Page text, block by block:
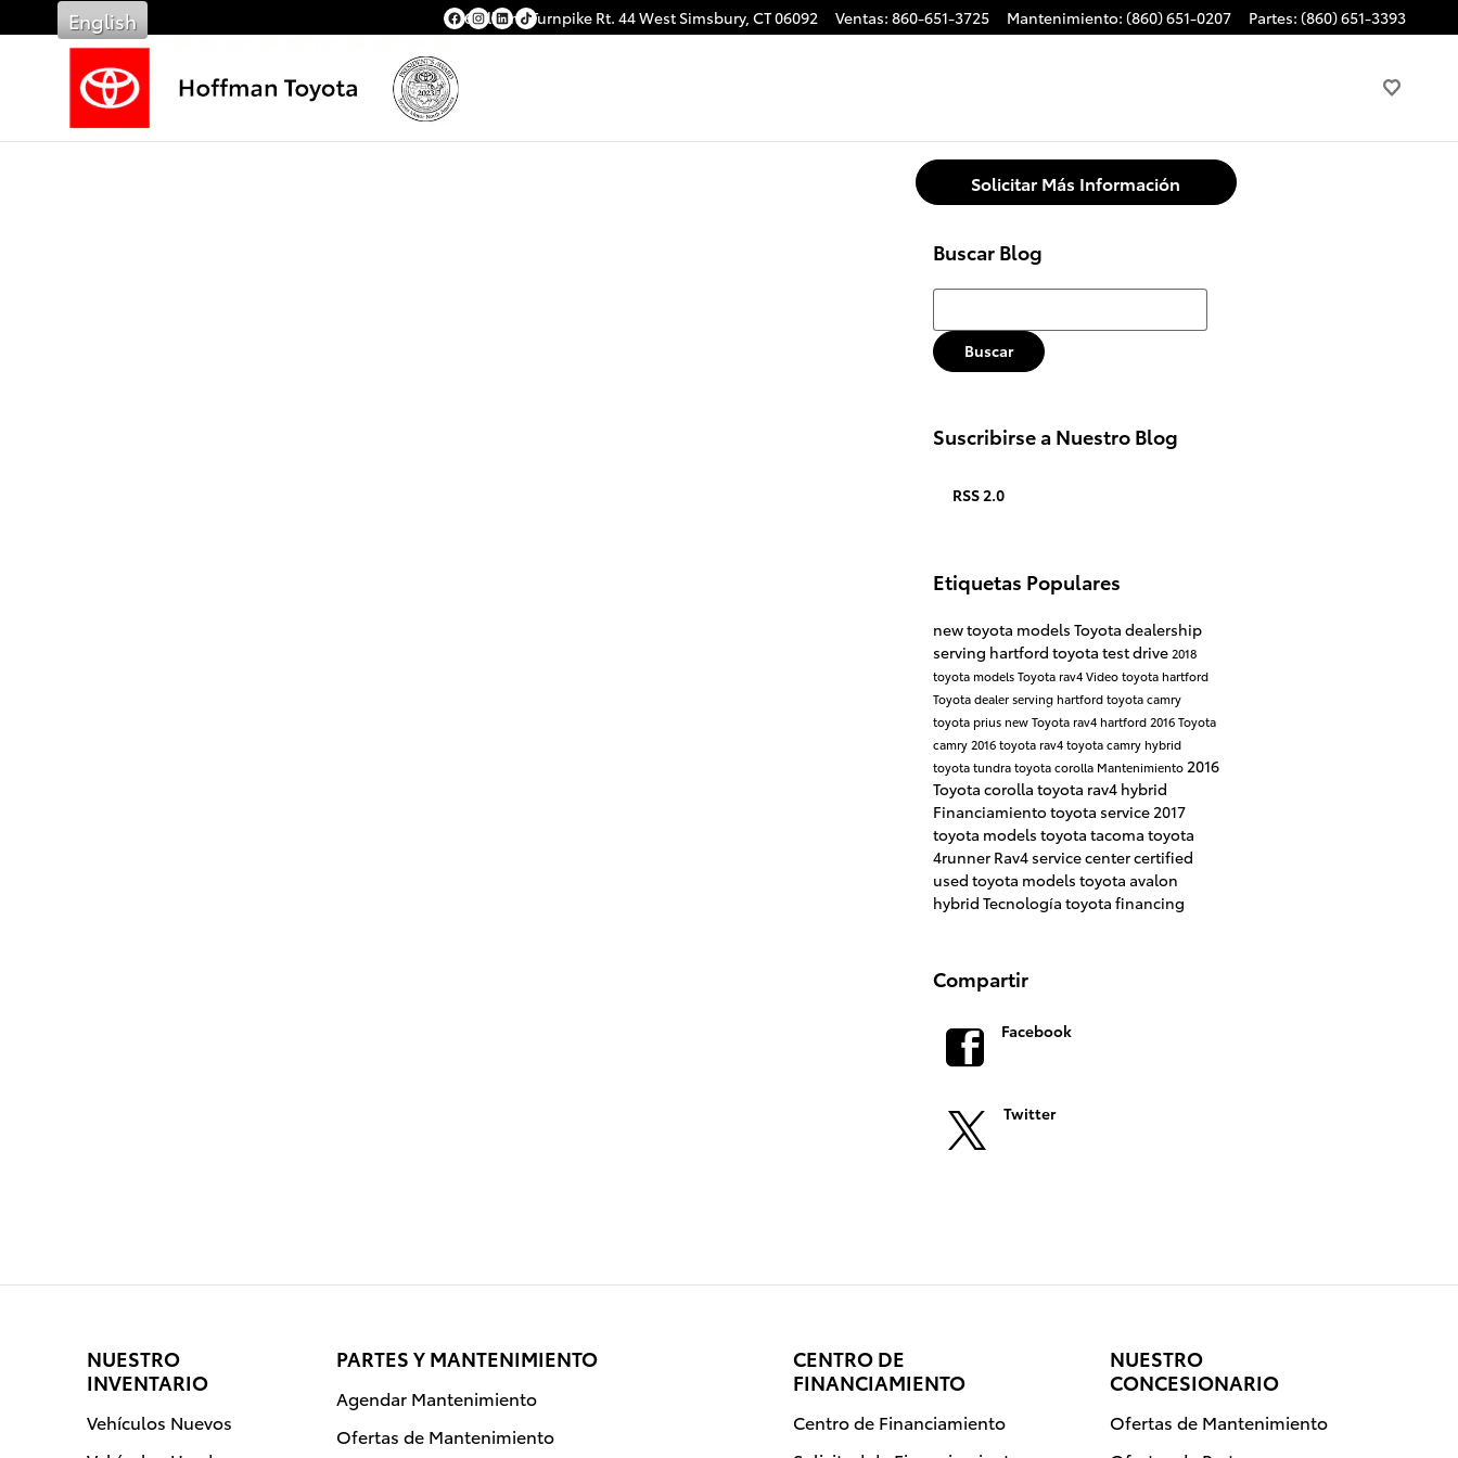
Saltar al contenido principal 36 Albany Turnpike Rt. 44West Simsbury, CT06092 Ventas: 860-651-3725 Mantenimiento: (860) 651-0207 Partes: (860) 651-3393
English
Solicitar Más Información
Buscar Blog
Buscar Blog
Buscar
Suscribirse a Nuestro Blog
RSS 2.0
Etiquetas Populares
new toyota models Toyota dealership
serving hartford toyota test drive2018
toyota modelsToyota rav4Videotoyota hartford
Toyota dealer serving hartfordtoyota camry
toyota prius new Toyota rav4 hartford2016 Toyota
camry2016 toyota rav4toyota camry hybrid
toyota tundratoyota corolla Mantenimiento 2016
Toyota corolla toyota rav4 hybrid
Financiamientotoyota service 2017
toyota models toyota tacoma toyota
4runner Rav4 service centercertified
used toyota models toyota avalon
hybrid Tecnología toyota financing
Compartir
Facebook
Twitter
NUESTRO
INVENTARIO
Vehículos Nuevos
PARTES Y MANTENIMIENTO
Agendar Mantenimiento
Ofertas de Mantenimiento
CENTRO DE
FINANCIAMIENTO
Centro de Financiamiento
NUESTRO
CONCESIONARIO
Ofertas de Mantenimiento